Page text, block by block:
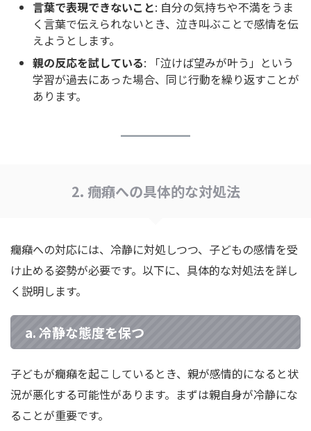
言葉で表現できないこと: 自分の気持ちや不満をうま
く言葉で伝えられないとき、泣き叫ぶことで感情を伝
えようとします。
親の反応を試している: 「泣けば望みが叶う」という
学習が過去にあった場合、同じ行動を繰り返すことが
あります。
2. 癇癪への具体的な対処法
癇癪への対応には、冷静に対処しつつ、子どもの感情を受
け止める姿勢が必要です。以下に、具体的な対処法を詳し
く説明します。
a. 冷静な態度を保つ
子どもが癇癪を起こしているとき、親が感情的になると状
況が悪化する可能性があります。まずは親自身が冷静にな
ることが重要です。